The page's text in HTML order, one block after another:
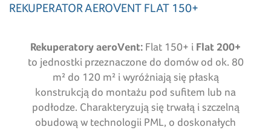
REKUPERATOR AEROVENT FLAT 150+
Rekuperatory aeroVent: Flat 150+ i Flat 200+
to jednostki przeznaczone do domów od ok. 80
m² do 120 m² i wyróżniają się płaską
konstrukcją do montażu pod sufitem lub na
podłodze. Charakteryzują się trwałą i szczelną
obudową w technologii PML, o doskonałych